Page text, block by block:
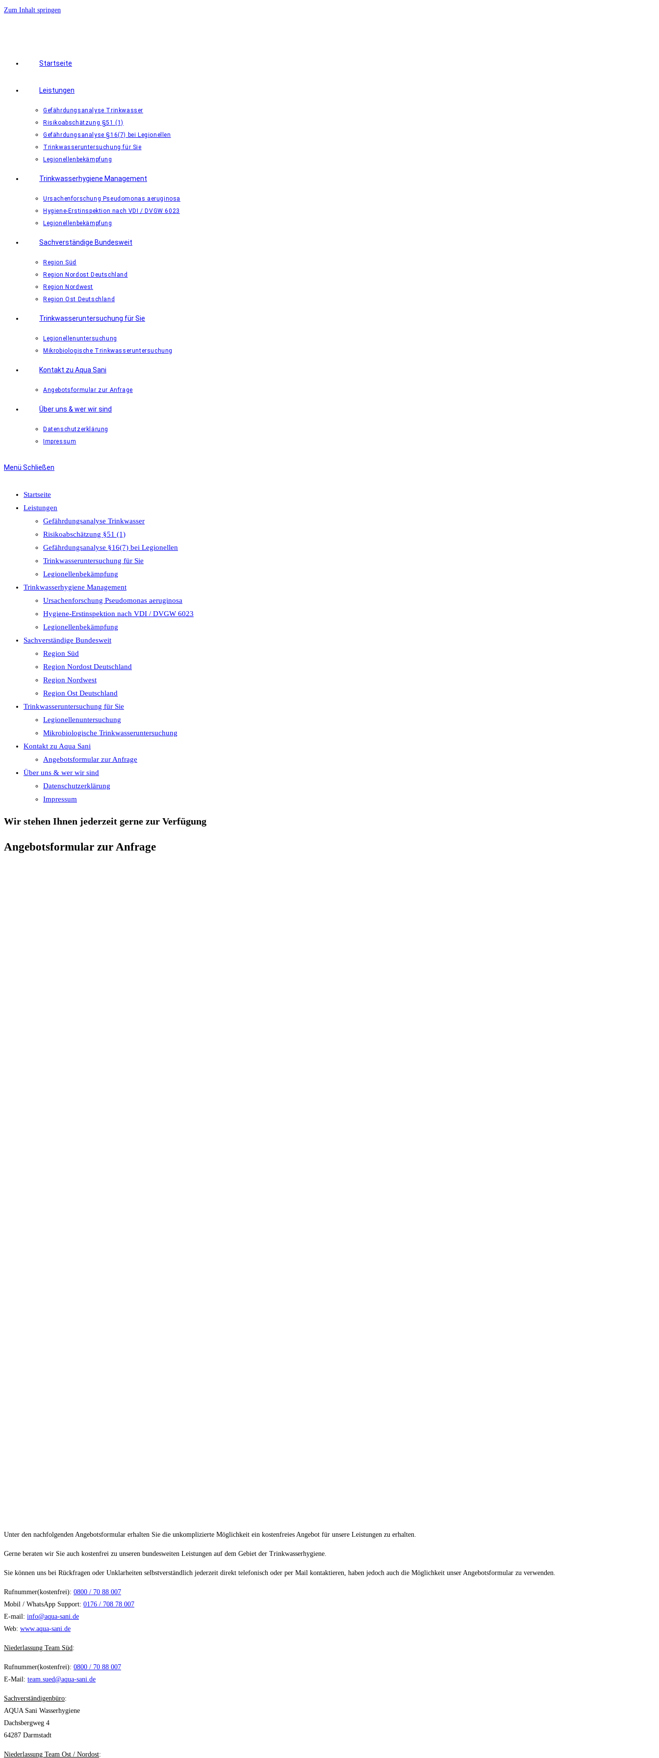
Zum Inhalt springen
Startseite
Leistungen
Gefährdungsanalyse Trinkwasser
Risikoabschätzung §51 (1)
Gefährdungsanalyse §16(7) bei Legionellen
Trinkwasseruntersuchung für Sie
Legionellenbekämpfung
Trinkwasserhygiene Management
Ursachenforschung Pseudomonas aeruginosa
Hygiene-Erstinspektion nach VDI / DVGW 6023
Legionellenbekämpfung
Sachverständige Bundesweit
Region Süd
Region Nordost Deutschland
Region Nordwest
Region Ost Deutschland
Trinkwasseruntersuchung für Sie
Legionellenuntersuchung
Mikrobiologische Trinkwasseruntersuchung
Kontakt zu Aqua Sani
Angebotsformular zur Anfrage
Über uns & wer wir sind
Datenschutzerklärung
Impressum
Menü Schließen
Startseite
Leistungen
Gefährdungsanalyse Trinkwasser
Risikoabschätzung §51 (1)
Gefährdungsanalyse §16(7) bei Legionellen
Trinkwasseruntersuchung für Sie
Legionellenbekämpfung
Trinkwasserhygiene Management
Ursachenforschung Pseudomonas aeruginosa
Hygiene-Erstinspektion nach VDI / DVGW 6023
Legionellenbekämpfung
Sachverständige Bundesweit
Region Süd
Region Nordost Deutschland
Region Nordwest
Region Ost Deutschland
Trinkwasseruntersuchung für Sie
Legionellenuntersuchung
Mikrobiologische Trinkwasseruntersuchung
Kontakt zu Aqua Sani
Angebotsformular zur Anfrage
Über uns & wer wir sind
Datenschutzerklärung
Impressum
Wir stehen Ihnen jederzeit gerne zur Verfügung
Angebotsformular zur Anfrage
Unter den nachfolgenden Angebotsformular erhalten Sie die unkomplizierte Möglichkeit ein kostenfreies Angebot für unsere Leistungen zu erhalten.
Gerne beraten wir Sie auch kostenfrei zu unseren bundesweiten Leistungen auf dem Gebiet der Trinkwasserhygiene.
Sie können uns bei Rückfragen oder Unklarheiten selbstverständlich jederzeit direkt telefonisch oder per Mail kontaktieren, haben jedoch auch die Möglichkeit unser Angebotsformular zu verwenden.
Rufnummer(kostenfrei): 0800 / 70 88 007
Mobil / WhatsApp Support: 0176 / 708 78 007
E-mail: info@aqua-sani.de
Web: www.aqua-sani.de
Niederlassung Team Süd:
Rufnummer(kostenfrei): 0800 / 70 88 007
E-Mail: team.sued@aqua-sani.de
Sachverständigenbüro:
AQUA Sani Wasserhygiene
Dachsbergweg 4
64287 Darmstadt
Niederlassung Team Ost / Nordost: